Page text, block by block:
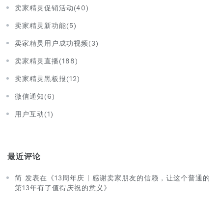
卖家精灵促销活动(40)
卖家精灵新功能(5)
卖家精灵用户成功视频(3)
卖家精灵直播(188)
卖家精灵黑板报(12)
微信通知(6)
用户互动(1)
最近评论
简 发表在《13周年庆 | 感谢卖家朋友的信赖，让这个普通的
第13年有了值得庆祝的意义》